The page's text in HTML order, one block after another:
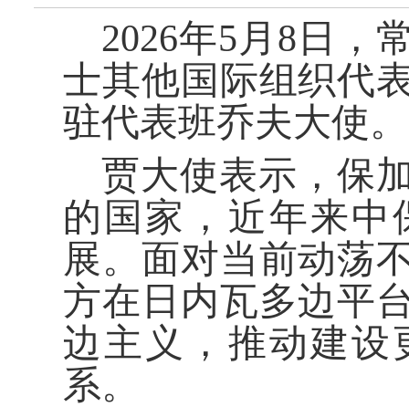
2026年5月8日，
士其他国际组织代
驻代表班乔夫大使。
贾大使表示，保
的国家，近年来中
展。面对当前动荡
方在日内瓦多边平
边主义，推动建设
系。